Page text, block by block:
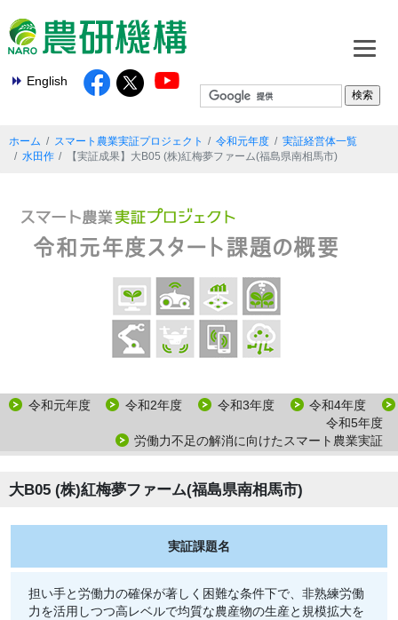
English
ホーム スマート農業実証プロジェクト 令和元年度
実証経営体一覧
水田作
【実証成果】大B05 (株)紅梅夢ファーム(福島県南相馬市)
令和元年度 令和2年度 令和3年度
令和4年度
令和5年度
労働力不足の解消に向けたスマート農業実証
大B05 (株)紅梅夢ファーム(福島県南相馬市)
実証課題名
担い手と労働力の確保が著しく困難な条件下で、非熟練労働
力を活用しつつ高レベルで均質な農産物の生産と規模拡大を